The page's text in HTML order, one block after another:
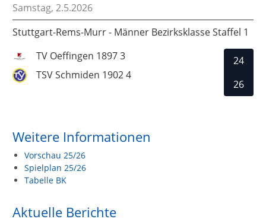
Samstag, 2.5.2026
Stuttgart-Rems-Murr - Männer Bezirksklasse Staffel 1
TV Oeffingen 1897 3
TSV Schmiden 1902 4
24
26
Weitere Informationen
Vorschau 25/26
Spielplan 25/26
Tabelle BK
Aktuelle Berichte